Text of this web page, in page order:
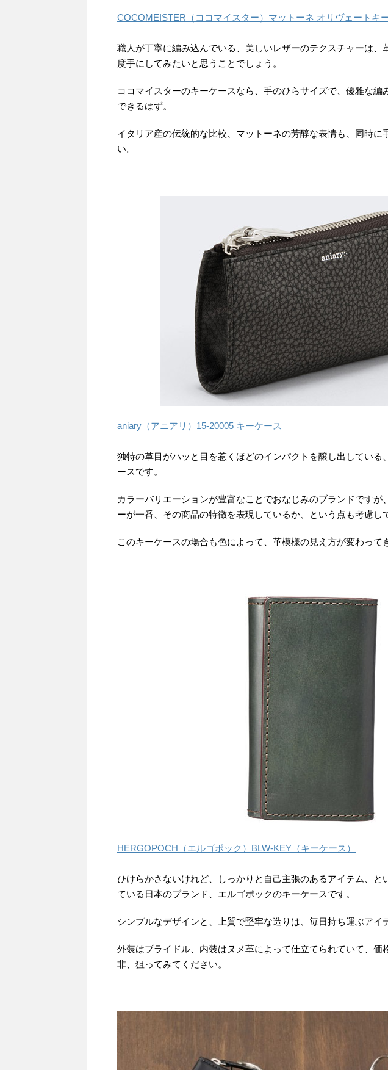
COCOMEISTER（ココマイスター）マットーネ オリヴェートキ
職人が丁寧に編み込んでいる、美しいレザーのテクスチャーは、
度手にしてみたいと思うことでしょう。
ココマイスターのキーケースなら、手のひらサイズで、優雅な編
できるはず。
イタリア産の伝統的な比較、マットーネの芳醇な表情も、同時に
い。
aniary（アニアリ）15-20005 キーケース
独特の革目がハッと目を惹くほどのインパクトを醸し出している
ースです。
カラーバリエーションが豊富なことでおなじみのブランドですが
ーが一番、その商品の特徴を表現しているか、という点も考慮し
このキーケースの場合も色によって、革模様の見え方が変わって
HERGOPOCH（エルゴポック）BLW-KEY（キーケース）
ひけらかさないけれど、しっかりと自己主張のあるアイテム、と
ている日本のブランド、エルゴポックのキーケースです。
シンプルなデザインと、上質で堅牢な造りは、毎日持ち運ぶアイ
外装はブライドル、内装はヌメ革によって仕立てられていて、価
非、狙ってみてください。